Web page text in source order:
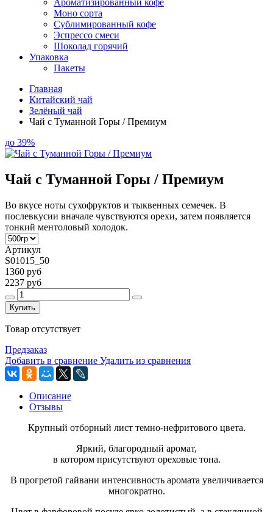
Ароматизированный кофе
Моно сорта
Сублимированный кофе
Эспрессо смеси
Шоколад горячий
Упаковка
Пакеты
Главная
Китайский чай
Зелёный чай
Чай с Туманной Горы / Премиум
до 39%
Чай с Туманной Горы / Премиум
Во вкусе ноты сухофруктов и тыквенных семечек. В
послевкусии вначале чувствуются орехи, затем появляется
тонкий ментоловый холодок.
Артикул
S01015_50
1360 руб
2237 руб
Купить
Товар отсутствует
Предзаказ
Добавить в сравнение Удалить из сравнения
Описание
Отзывы
Крупный отборный лист темно-нефритового цвета.
Яркий, благородный аромат,
в котором присутствуют ореховые тона.
В прогретой гайвани интенсивность аромата увеличивается
многократно.